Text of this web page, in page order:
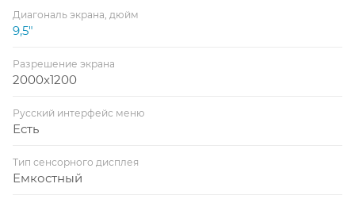
Диагональ экрана, дюйм
9,5"
Разрешение экрана
2000x1200
Русский интерфейс меню
Есть
Тип сенсорного дисплея
Емкостный